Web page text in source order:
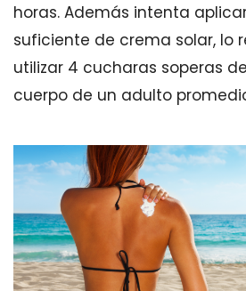
horas. Además intenta
suficiente de crema solar, lo
utilizar 4 cucharas soperas
cuerpo de un adulto